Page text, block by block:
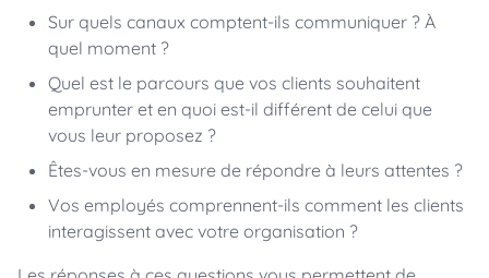
Sur quels canaux comptent-ils communiquer ? À
quel moment ?
Quel est le parcours que vos clients souhaitent
emprunter et en quoi est-il différent de celui que
vous leur proposez ?
Êtes-vous en mesure de répondre à leurs attentes ?
Vos employés comprennent-ils comment les clients
interagissent avec votre organisation ?